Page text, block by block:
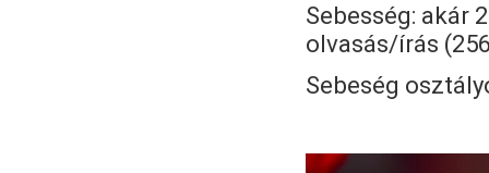
Sebesség: akár
olvasás/írás
Sebeség